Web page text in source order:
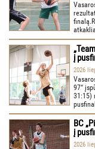
į
2026
97“
31:15)
BC
į
2026